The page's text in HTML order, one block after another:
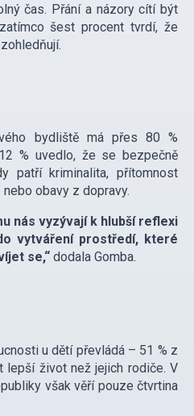
čas. Přání a názory cítí být
šest procent tvrdí, že
bydliště má přes 80 %
% uvedlo, že se bezpečně
patří kriminalita, přítomnost
obavy z dopravy.
nás vyzývají k hlubší reflexi
vytváření prostředí, které
se,“ dodala Gomba.
u dětí převládá – 51 % z
lepší život než jejich rodiče. V
však věří pouze čtvrtina